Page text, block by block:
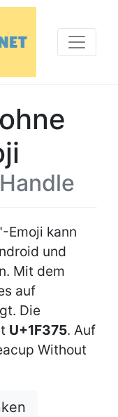
Emoji kann
und
Mit dem
auf
Die
U+1F375. Auf
Without